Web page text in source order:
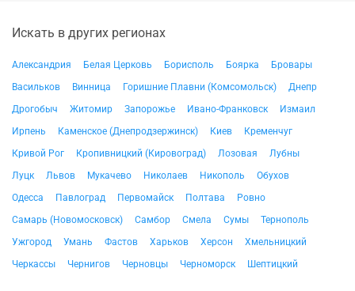
Искать в других регионах
Александрия Белая Церковь Борисполь Боярка
Бровары
Васильков
Винница Горишние Плавни (Комсомольск)
Днепр
Дрогобыч
Житомир Запорожье Ивано-Франковск
Измаил
Ирпень
Каменское (Днепродзержинск) Киев
Кременчуг
Кривой Рог
Кропивницкий (Кировоград) Лозовая
Лубны
Луцк
Львов Мукачево Николаев Никополь
Обухов
Одесса
Павлоград Первомайск Полтава
Ровно
Самарь (Новомосковск)
Самбор Смела Сумы
Тернополь
Ужгород
Умань Фастов Харьков Херсон
Хмельницкий
Черкассы
Чернигов Черновцы Черноморск Шептицкий